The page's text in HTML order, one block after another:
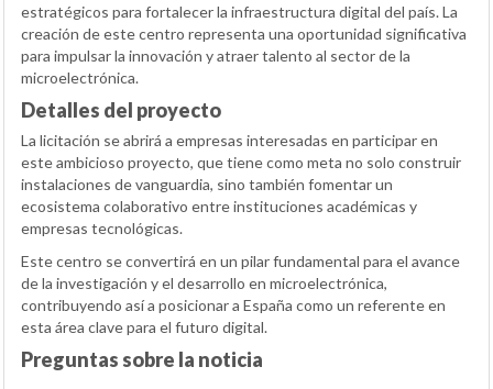
estratégicos para fortalecer la infraestructura digital del país. La
creación de este centro representa una oportunidad significativa
para impulsar la innovación y atraer talento al sector de la
microelectrónica.
Detalles del proyecto
La licitación se abrirá a empresas interesadas en participar en
este ambicioso proyecto, que tiene como meta no solo construir
instalaciones de vanguardia, sino también fomentar un
ecosistema colaborativo entre instituciones académicas y
empresas tecnológicas.
Este centro se convertirá en un pilar fundamental para el avance
de la investigación y el desarrollo en microelectrónica,
contribuyendo así a posicionar a España como un referente en
esta área clave para el futuro digital.
Preguntas sobre la noticia